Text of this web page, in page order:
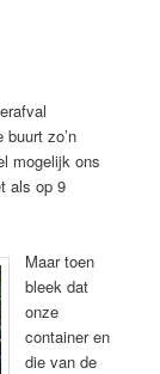
zo’n
mogelijk ons
als op 9
Maar toen
bleek dat
onze
container en
die van de